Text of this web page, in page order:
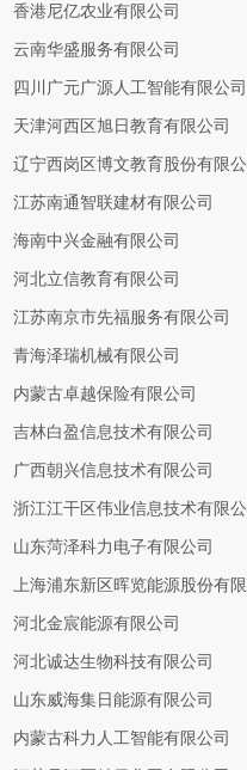
香港尼亿农业有限公司
云南华盛服务有限公司
四川广元广源人工智能有限公司
天津河西区旭日教育有限公司
辽宁西岗区博文教育股份有限公
江苏南通智联建材有限公司
海南中兴金融有限公司
河北立信教育有限公司
江苏南京市先福服务有限公司
青海泽瑞机械有限公司
内蒙古卓越保险有限公司
吉林白盈信息技术有限公司
广西朝兴信息技术有限公司
浙江江干区伟业信息技术有限公
山东菏泽科力电子有限公司
上海浦东新区晖览能源股份有限
河北金宸能源有限公司
河北诚达生物科技有限公司
山东威海集日能源有限公司
内蒙古科力人工智能有限公司